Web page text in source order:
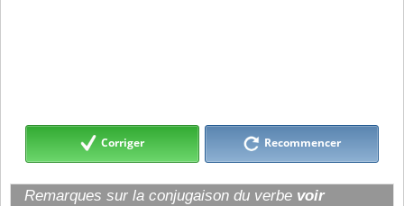
Corriger Recommencer
Remarques sur la conjugaison du verbe voir